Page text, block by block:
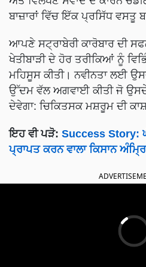
ਬਾਜ਼ਾਰਾਂ ਵਿੱਚ ਇੱਕ ਪ੍ਰਸਿੱਧ ਵਸਤੂ
ਆਪਣੇ ਸਟ੍ਰਾਬੇਰੀ ਕਾਰੋਬਾਰ ਦੀ
ਖੇਤੀਬਾੜੀ ਦੇ ਹੋਰ ਤਰੀਕਿਆਂ ਨੂੰ
ਮਹਿਸੂਸ ਕੀਤੀ। ਨਵੀਨਤਾ ਲਈ
ਉੱਦਮ ਵੱਲ ਅਗਵਾਈ ਕੀਤੀ ਜੋ
ਦੇਵੇਗਾ: ਚਿਕਿਤਸਕ ਮਸ਼ਰੂਮ ਦੀ
ਇਹ ਵੀ ਪੜੋ: Success
ਪ੍ਰਾਪਤ ਕਰਨ ਵਾਲਾ ਕਿਸਾਨ